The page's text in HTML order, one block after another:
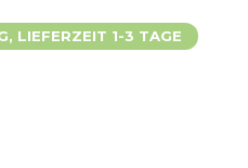
LIEFERZEIT 1-3 TAGE